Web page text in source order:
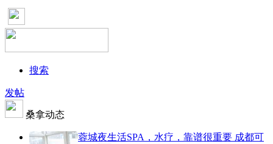
搜索
发帖
桑拿动态
蓉城夜生活SPA，水疗，靠谱很重要 成都可